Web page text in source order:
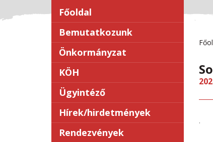
Főoldal
Bemutatkozunk
Önkormányzat
KÖH
Ügyintéző
Hírek/hirdetmények
Rendezvények
.